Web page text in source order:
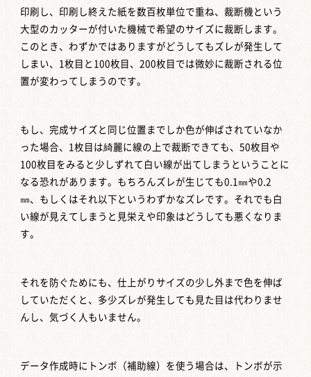
印刷し、印刷し終えた紙を数百枚単位で重ね、裁断機という
大型のカッターが付いた機械で希望のサイズに裁断します。
このとき、わずかではありますがどうしてもズレが発生して
しまい、1枚目と100枚目、200枚目では微妙に裁断される位
置が変わってしまうのです。
もし、完成サイズと同じ位置までしか色が伸ばされていなか
った場合、1枚目は綺麗に線の上で裁断できても、50枚目や
100枚目をみると少しずれて白い線が出てしまうということに
なる恐れがあります。もちろんズレが生じても0.1㎜や0.2
㎜、もしくはそれ以下というわずかなズレです。それでも白
い線が見えてしまうと見栄えや印象はどうしても悪くなりま
す。
それを防ぐためにも、仕上がりサイズの少し外まで色を伸ば
していただくと、多少ズレが発生しても見た目は代わりませ
んし、気づく人もいません。
データ作成時にトンボ（補助線）を使う場合は、トンボが示